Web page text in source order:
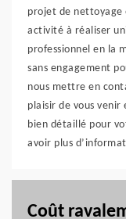
projet de nettoyage
activité à réaliser
professionnel en la
sans engagement
nous mettre en
plaisir de vous
bien détaillé pour
avoir plus
Coût